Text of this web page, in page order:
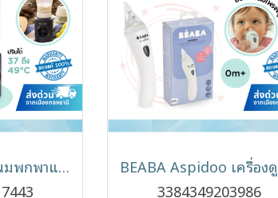
Beaba เครื่องอุ่นนมพกพาแบบชาร์จไฟ Night Blue รุ่นแบตเตอรี่ 4200mAh
3384349203986